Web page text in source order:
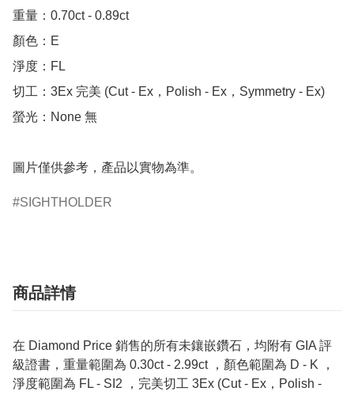
重量：0.70ct - 0.89ct
顏色：E
淨度：FL
切工：3Ex 完美 (Cut - Ex，Polish - Ex，Symmetry - Ex)
螢光：None 無
圖片僅供參考，產品以實物為準。
SIGHTHOLDER
商品詳情
在 Diamond Price 銷售的所有未鑲嵌鑽石，均附有 GIA 評
級證書，重量範圍為 0.30ct - 2.99ct ，顏色範圍為 D - K ，
淨度範圍為 FL - SI2 ，完美切工 3Ex (Cut - Ex，Polish -